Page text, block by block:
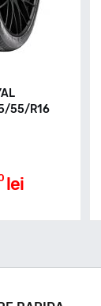
55/R16
lei